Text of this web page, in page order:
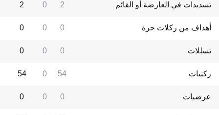
تسديدات في العارضة أو القائم 2
0
2
أهداف من ركلات حرة 0
0
0
تسللات 0
0
0
ركنيات 54
0
54
عرضيات 0
0
0